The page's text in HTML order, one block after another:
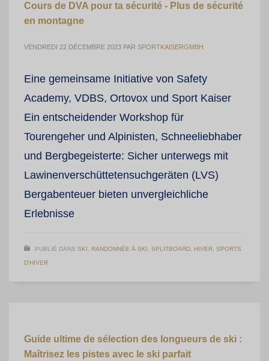
Cours de DVA pour ta sécurité - Plus de sécurité
en montagne
VENDREDI 22 DÉCEMBRE 2023 PAR SPORTKAISERGMBH
Eine gemeinsame Initiative von Safety
Academy, VDBS, Ortovox und Sport Kaiser
Ein entscheidender Workshop für
Tourengeher und Alpinisten, Schneeliebhaber
und Bergbegeisterte: Sicher unterwegs mit
Lawinenverschüttetensuchgeräten (LVS)
Bergabenteuer bieten unvergleichliche
Erlebnisse
PUBLIÉ DANS SKI, RANDONNÉE À SKI, SPLITBOARD, HIVER, SPORTS
D'HIVER
Guide ultime de sélection des longueurs de ski :
Maîtrisez les pistes avec le ski parfait